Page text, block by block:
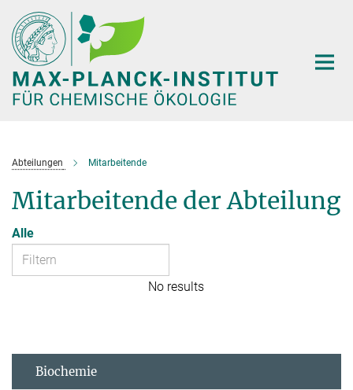
Hauptinhalt
Abteilungen Mitarbeitende
Mitarbeitende der Abteilung
Alle
No results
Biochemie